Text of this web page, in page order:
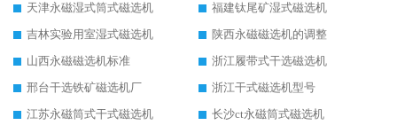
天津永磁湿式筒式磁选机
福建钛尾矿湿式磁选机
吉林实验用室湿式磁选机
陕西永磁磁选机的调整
山西永磁磁选机标准
浙江履带式干选磁选机
邢台干选铁矿磁选机厂
浙江干式磁选机型号
江苏永磁筒式干式磁选机
长沙ct永磁筒式磁选机